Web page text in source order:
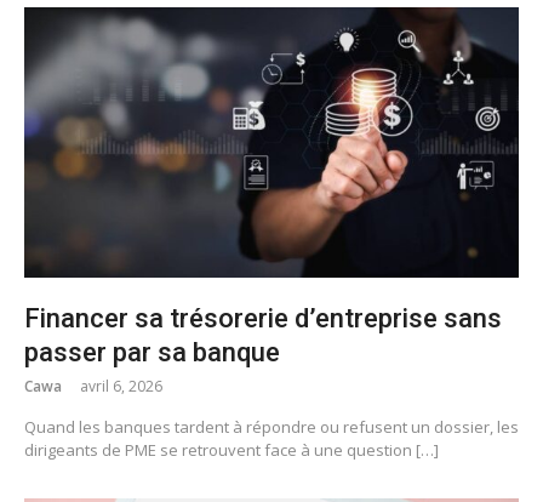
Financer sa trésorerie d’entreprise sans
passer par sa banque
Cawa avril 6, 2026
Quand les banques tardent à répondre ou refusent un dossier, les
dirigeants de PME se retrouvent face à une question […]